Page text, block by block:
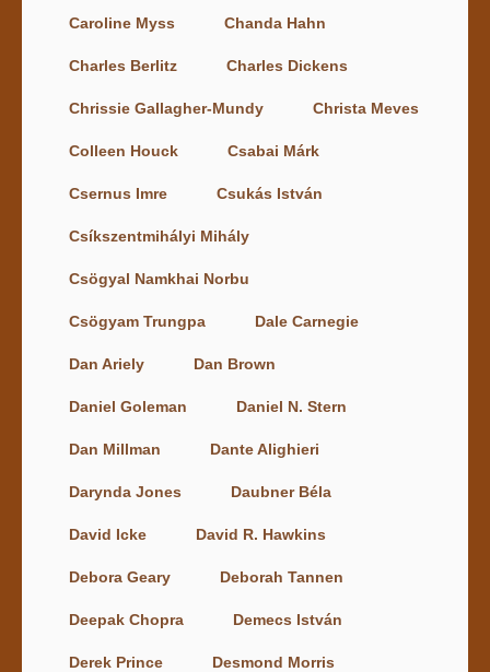
Caroline Myss Chanda Hahn
Charles Berlitz Charles Dickens
Chrissie Gallagher-Mundy Christa Meves
Colleen Houck Csabai Márk
Csernus Imre Csukás István
Csíkszentmihályi Mihály
Csögyal Namkhai Norbu
Csögyam Trungpa Dale Carnegie
Dan Ariely Dan Brown
Daniel Goleman Daniel N. Stern
Dan Millman Dante Alighieri
Darynda Jones Daubner Béla
David Icke David R. Hawkins
Debora Geary Deborah Tannen
Deepak Chopra Demecs István
Derek Prince Desmond Morris